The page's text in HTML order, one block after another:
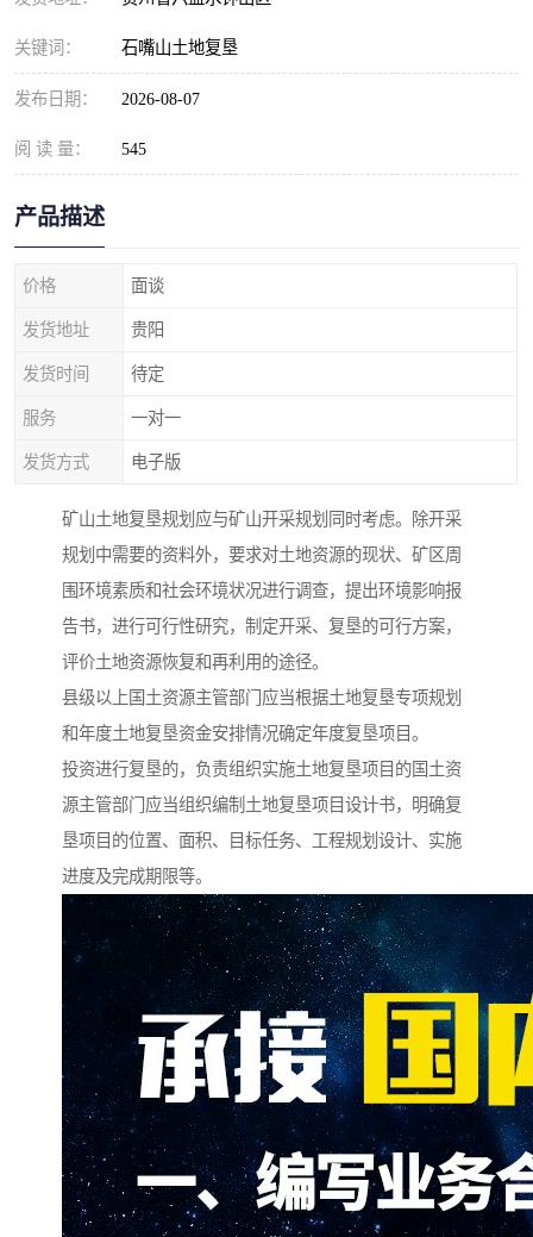
关键词： 石嘴山土地复垦
发布日期： 2026-08-07
阅 读 量： 545
产品描述
价格 面谈
发货地址 贵阳
发货时间 待定
服务 一对一
发货方式 电子版
矿山土地复垦规划应与矿山开采规划同时考虑。除开采
规划中需要的资料外，要求对土地资源的现状、矿区周
围环境素质和社会环境状况进行调查，提出环境影响报
告书，进行可行性研究，制定开采、复垦的可行方案，
评价土地资源恢复和再利用的途径。
县级以上国土资源主管部门应当根据土地复垦专项规划
和年度土地复垦资金安排情况确定年度复垦项目。
投资进行复垦的，负责组织实施土地复垦项目的国土资
源主管部门应当组织编制土地复垦项目设计书，明确复
垦项目的位置、面积、目标任务、工程规划设计、实施
进度及完成期限等。